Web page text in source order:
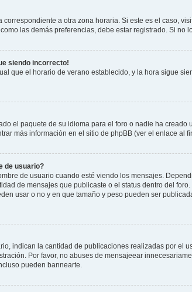
a otra zona horaria. Si este es el caso,
las demás preferencias, debe estar registrado. Si no
siendo incorrecto!
que el horario de verano establecido, y la hora sigue
el paquete de su idioma para el foro o nadie ha
más información en el sitio de phpBB (ver el enlace al
de usuario?
de usuario cuando esté viendo los mensajes.
de mensajes que publicaste o el status dentro del
usar o no y en que tamaño y peso pueden ser
indican la cantidad de publicaciones realizadas por
Por favor, no abuses de mensajeear
pueden bannearte.